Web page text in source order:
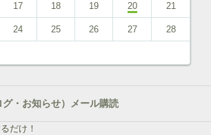
17 18 19 20 21
24 25 26 27 28
・お知らせ）メール購読
だけ！